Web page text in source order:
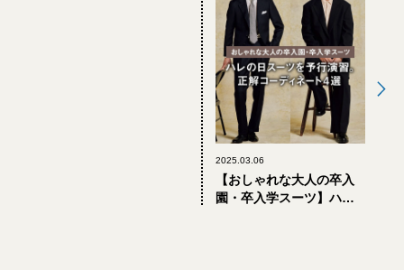
2025.03.06
【おしゃれな大人の卒入
園・卒入学スーツ】ハレ